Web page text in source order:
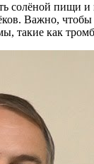
солёной пищи
Важно,
такие как